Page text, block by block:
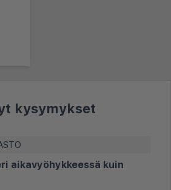
kysymykset
aikavyöhykkeessä kuin